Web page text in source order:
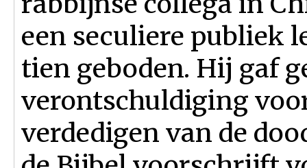
een seculiere publiek
tien geboden. Hij gaf
verontschuldiging
verdedigen van de